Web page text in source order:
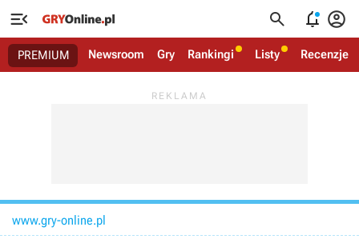
   
PREMIUM Newsroom Gry Rankingi Listy Recenzje
www.gry-online.pl